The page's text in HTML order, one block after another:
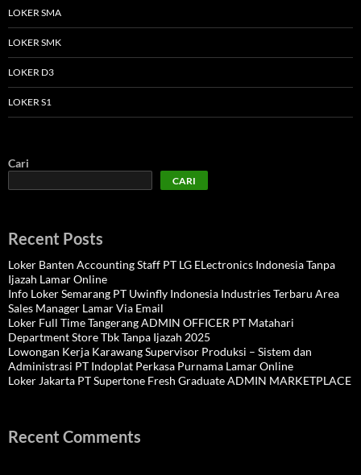
LOKER SMA
LOKER SMK
LOKER D3
LOKER S1
Cari
CARI
Recent Posts
Loker Banten Accounting Staff PT LG ELectronics Indonesia Tanpa
Ijazah Lamar Online
Info Loker Semarang PT Uwinfly Indonesia Industries Terbaru Area
Sales Manager Lamar Via Email
Loker Full Time Tangerang ADMIN OFFICER PT Matahari
Department Store Tbk Tanpa Ijazah 2025
Lowongan Kerja Karawang Supervisor Produksi – Sistem dan
Administrasi PT Indoplat Perkasa Purnama Lamar Online
Loker Jakarta PT Supertone Fresh Graduate ADMIN MARKETPLACE
Recent Comments